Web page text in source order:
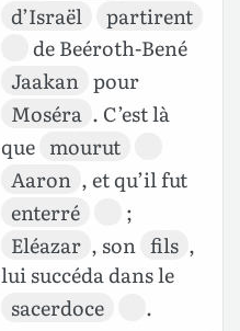
d’Israël
partirent
de Beéroth-Bené
Jaakan pour
Moséra . C’est là
que mourut
Aaron , et qu’il fut
enterré
;
Eléazar , son fils ,
lui succéda dans le
sacerdoce
.